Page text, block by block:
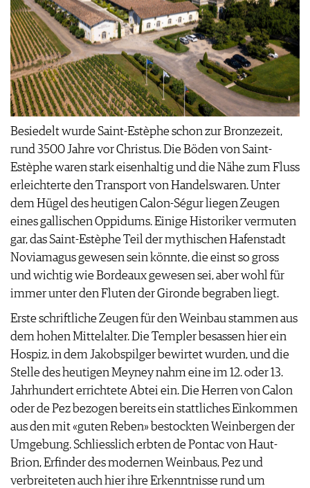
Besiedelt wurde Saint-Estèphe schon zur Bronzezeit,
rund 3500 Jahre vor Christus. Die Böden von Saint-
Estèphe waren stark eisenhaltig und die Nähe zum Fluss
erleichterte den Transport von Handelswaren. Unter
dem Hügel des heutigen Calon-Ségur liegen Zeugen
eines gallischen Oppidums. Einige Historiker vermuten
gar, das Saint-Estèphe Teil der mythischen Hafenstadt
Noviamagus gewesen sein könnte, die einst so gross
und wichtig wie Bordeaux gewesen sei, aber wohl für
immer unter den Fluten der Gironde begraben liegt.
Erste schriftliche Zeugen für den Weinbau stammen aus
dem hohen Mittelalter. Die Templer besassen hier ein
Hospiz, in dem Jakobspilger bewirtet wurden, und die
Stelle des heutigen Meyney nahm eine im 12. oder 13.
Jahrhundert errichtete Abtei ein. Die Herren von Calon
oder de Pez bezogen bereits ein stattliches Einkommen
aus den mit «guten Reben» bestockten Weinbergen der
Umgebung. Schliesslich erbten de Pontac von Haut-
Brion, Erfinder des modernen Weinbaus, Pez und
verbreiteten auch hier ihre Erkenntnisse rund um